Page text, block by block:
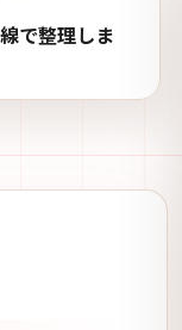
で整理しま